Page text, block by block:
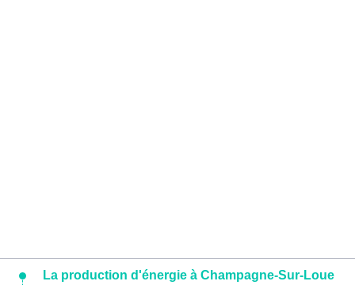
La production d'énergie à Champagne-Sur-Loue